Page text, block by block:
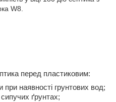
W8.
перед пластиковим:
при наявності грунтових вод;
ґрунтах;